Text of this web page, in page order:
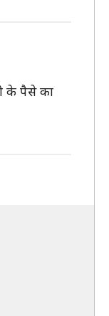
के पैसे का